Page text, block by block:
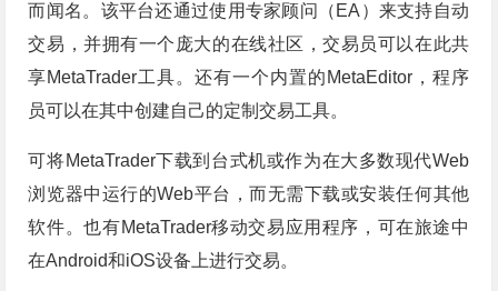
而闻名。该平台还通过使用专家顾问（EA）来支持自动
交易，并拥有一个庞大的在线社区，交易员可以在此共
享MetaTrader工具。还有一个内置的MetaEditor，程序
员可以在其中创建自己的定制交易工具。
可将MetaTrader下载到台式机或作为在大多数现代Web
浏览器中运行的Web平台，而无需下载或安装任何其他
软件。也有MetaTrader移动交易应用程序，可在旅途中
在Android和iOS设备上进行交易。